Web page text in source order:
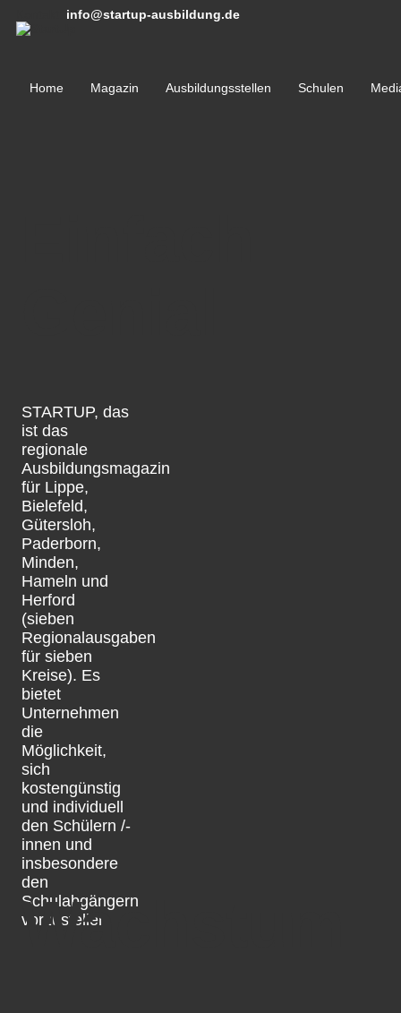
info@startup-ausbildung.de
Home Magazin Ausbildungsstellen Schulen
STARTUP, das
ist das
regionale
Ausbildungsmagazin
für Lippe,
Bielefeld,
Gütersloh,
Paderborn,
Minden,
Hameln und
Herford
(sieben
Regionalausgaben
für sieben
Kreise). Es
bietet
Unternehmen
die
Möglichkeit,
sich
kostengünstig
und individuell
den Schülern /-
innen und
insbesondere
den
Schulabgängern
vorzustellen.
Wachstum